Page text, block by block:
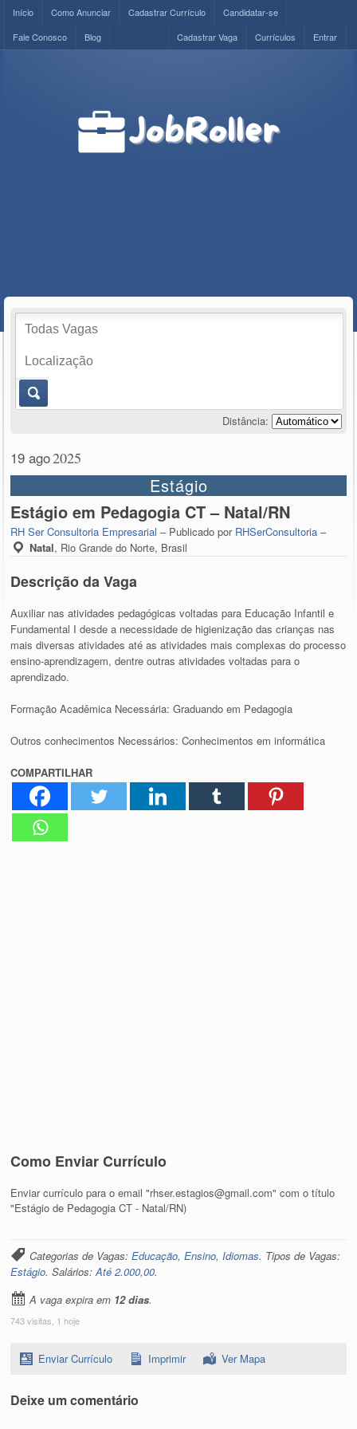
Início Como Anunciar Cadastrar Currículo
Candidatar-se
Fale Conosco
Blog Entrar
Currículos
Cadastrar Vaga
Distância:
19 ago2025
Estágio
Estágio em Pedagogia CT – Natal/RN
RH Ser Consultoria Empresarial – Publicado por RHSerConsultoria –
Natal, Rio Grande do Norte, Brasil
Descrição da Vaga
Auxiliar nas atividades pedagógicas voltadas para Educação Infantil e
Fundamental I desde a necessidade de higienização das crianças nas
mais diversas atividades até as atividades mais complexas do processo
ensino-aprendizagem, dentre outras atividades voltadas para o
aprendizado.
Formação Acadêmica Necessária: Graduando em Pedagogia
Outros conhecimentos Necessários: Conhecimentos em informática
COMPARTILHAR
Como Enviar Currículo
Enviar currículo para o email "rhser.estagios@gmail.com" com o título
"Estágio de Pedagogia CT - Natal/RN)
Categorias de Vagas:Educação, Ensino, Idiomas. Tipos de Vagas:
Estágio. Salários:Até 2.000,00.
A vaga expira em 12 dias.
743 visitas, 1 hoje
Enviar Currículo Imprimir Ver Mapa
Deixe um comentário